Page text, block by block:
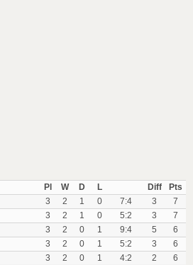
Pl
W D L Diff
Pts
3 2 1 0 7:4 3
7
3 2 1 0 5:2 3
7
3 2 0 1 9:4 5
6
3 2 0 1 5:2 3
6
3 2 0 1 4:2 2
6